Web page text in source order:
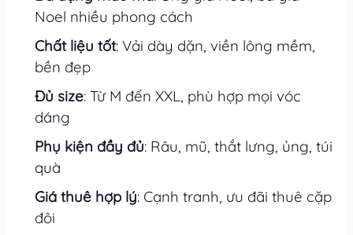
Noel nhiều phong cách
Chất liệu tốt: Vải dày dặn, viền lông mềm,
bền đẹp
Đủ size: Từ M đến XXL, phù hợp mọi vóc
dáng
Phụ kiện đầy đủ: Râu, mũ, thắt lưng, ủng, túi
quà
Giá thuê hợp lý: Cạnh tranh, ưu đãi thuê cặp
đôi